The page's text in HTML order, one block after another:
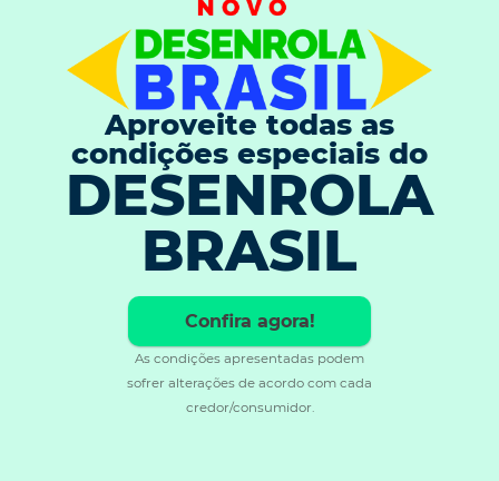
Aproveite todas as
condições especiais do
DESENROLA
BRASIL
Confira agora!
As condições apresentadas podem
sofrer alterações de acordo com cada
credor/consumidor.